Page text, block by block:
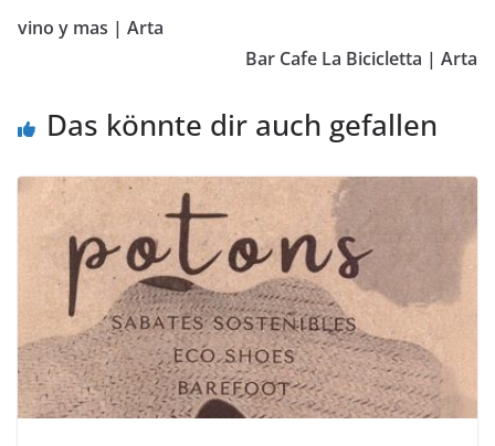
vino y mas | Arta
Bar Cafe La Bicicletta | Arta
Das könnte dir auch gefallen